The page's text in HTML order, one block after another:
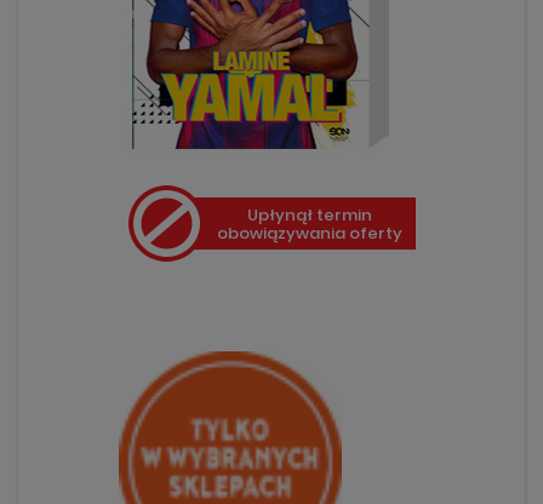
Upłynął termin
obowiązywania oferty